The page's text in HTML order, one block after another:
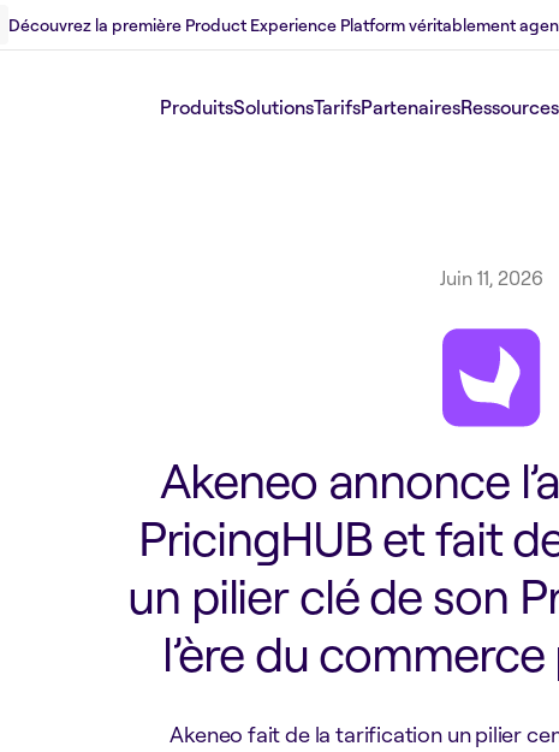
Découvrez la première Product Experience Platform véritablement
ProduitsSolutionsTarifsPartenairesRessources
Juin 11, 2026
Akeneo annonce
PricingHUB et fait
un pilier clé de son
l’ère du commerce
Akeneo fait de la tarification un pilier